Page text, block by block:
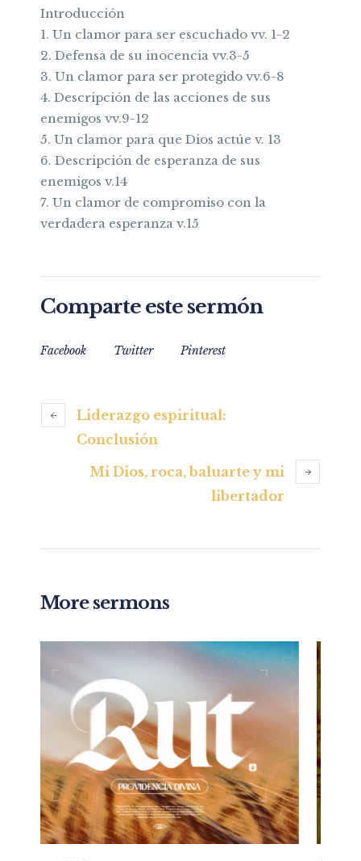
Introducción
1. Un clamor para ser escuchado vv. 1-2
2. Defensa de su inocencia vv.3-5
3. Un clamor para ser protegido vv.6-8
4. Descripción de las acciones de sus
enemigos vv.9-12
5. Un clamor para que Dios actúe v. 13
6. Descripción de esperanza de sus
enemigos v.14
7. Un clamor de compromiso con la
verdadera esperanza v.15
Comparte este sermón
Facebook Twitter Pinterest
Liderazgo espiritual:
Conclusión
Mi Dios, roca, baluarte y mi
libertador
More sermons